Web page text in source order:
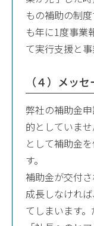
もの補助の制
も年に1度事業
て実行支援と事
（４）メッ
弊社の補助金
的としていま
として補助金
す。
補助金が交付
成長しなけれ
てしまいます